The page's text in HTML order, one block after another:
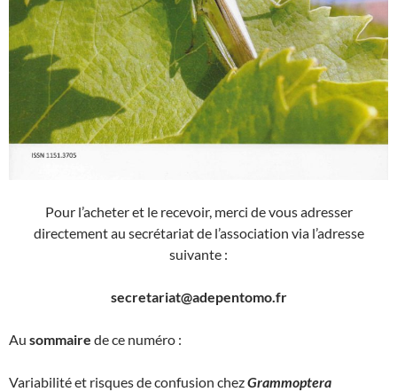
Pour l’acheter et le recevoir, merci de vous adresser
directement au secrétariat de l’association via l’adresse
suivante :
secretariat@adepentomo.fr
Au sommaire de ce numéro :
Variabilité et risques de confusion chezGrammoptera